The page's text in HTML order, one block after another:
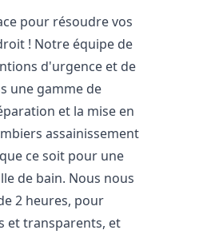
pour résoudre vos
! Notre équipe de
d'urgence et de
une gamme de
et la mise en
assainissement
ce soit pour une
de bain. Nous nous
2 heures, pour
et transparents, et